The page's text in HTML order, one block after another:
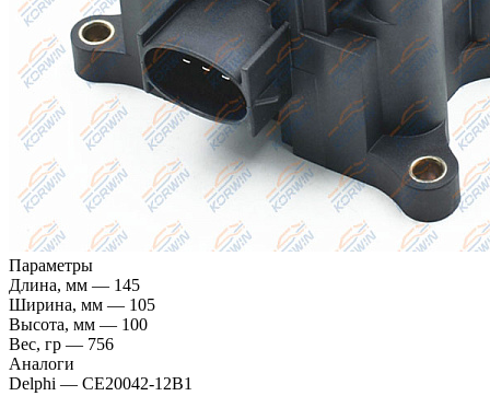
Параметры
Длина, мм — 145
Ширина, мм — 105
Высота, мм — 100
Вес, гр — 756
Аналоги
Delphi — CE20042-12B1